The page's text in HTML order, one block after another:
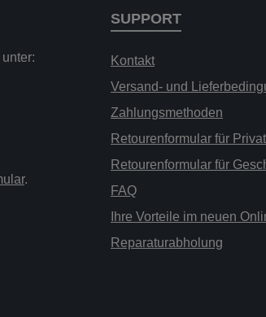
.
SUPPORT
Kontakt
Versand- und
Zahlungsmethoden
Retourenformular für
Retourenformular für
FAQ
Ihre Vorteile im neuen
Reparaturabholung